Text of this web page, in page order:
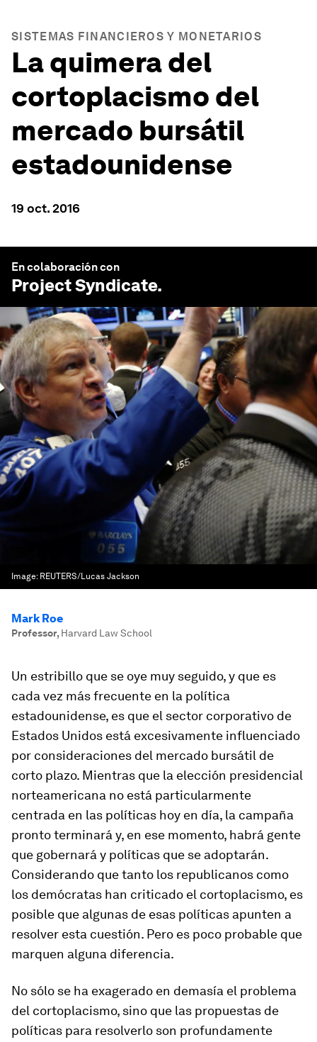
SISTEMAS FINANCIEROS Y MONETARIOS
La quimera del
cortoplacismo del
mercado bursátil
estadounidense
19 oct. 2016
En colaboración con
Project Syndicate.
Image: REUTERS/Lucas Jackson
Mark Roe
Professor, Harvard Law School
Un estribillo que se oye muy seguido, y que es
cada vez más frecuente en la política
estadounidense, es que el sector corporativo de
Estados Unidos está excesivamente influenciado
por consideraciones del mercado bursátil de
corto plazo. Mientras que la elección presidencial
norteamericana no está particularmente
centrada en las políticas hoy en día, la campaña
pronto terminará y, en ese momento, habrá gente
que gobernará y políticas que se adoptarán.
Considerando que tanto los republicanos como
los demócratas han criticado el cortoplacismo, es
posible que algunas de esas políticas apunten a
resolver esta cuestión. Pero es poco probable que
marquen alguna diferencia.
No sólo se ha exagerado en demasía el problema
del cortoplacismo, sino que las propuestas de
políticas para resolverlo son profundamente